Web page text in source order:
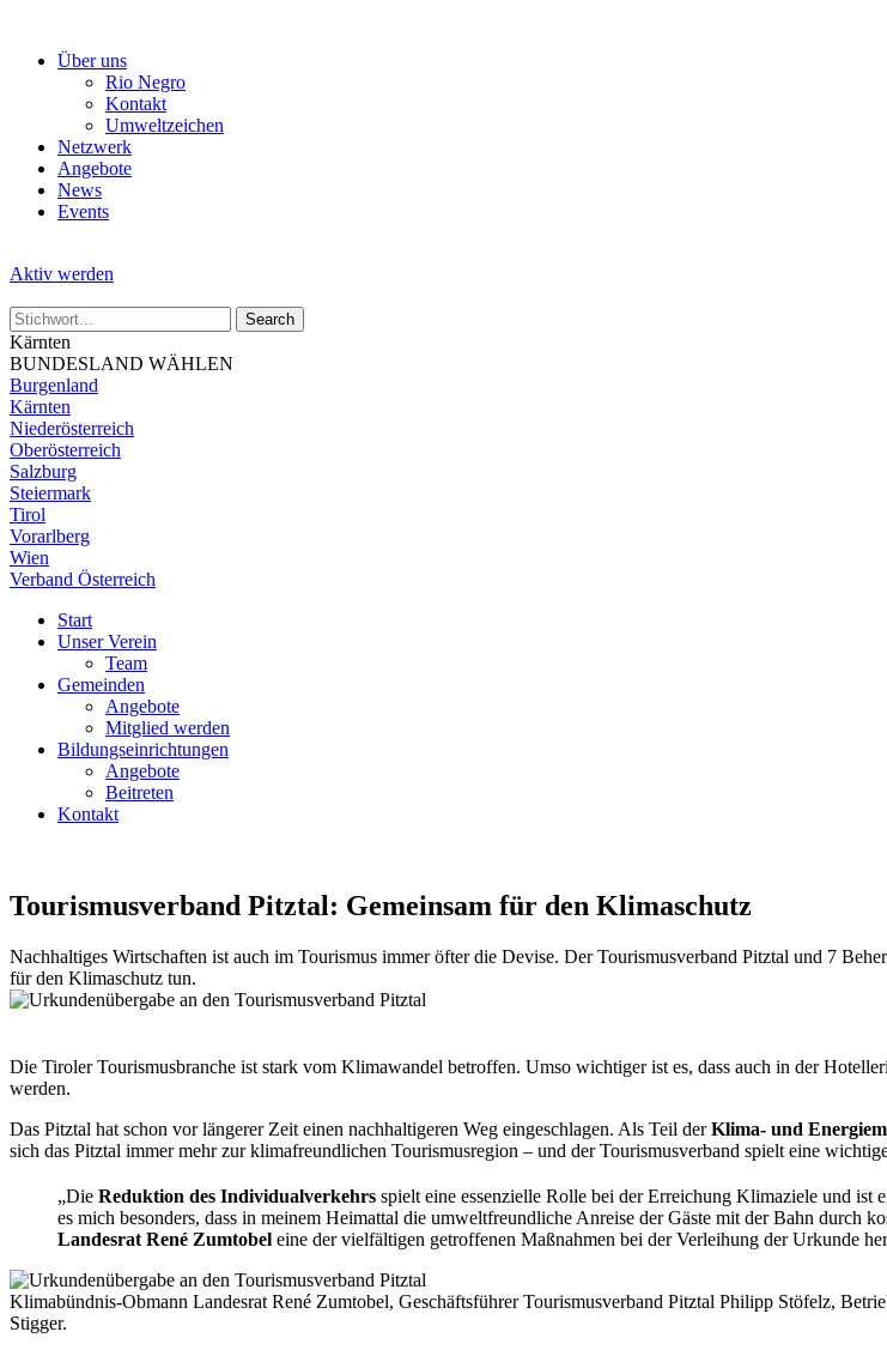
Über uns
Rio Negro
Kontakt
Umweltzeichen
Netzwerk
Angebote
News
Events
Aktiv werden
Kärnten
BUNDESLAND WÄHLEN
Burgenland
Kärnten
Niederösterreich
Oberösterreich
Salzburg
Steiermark
Tirol
Vorarlberg
Wien
Verband Österreich
Start
Unser Verein
Team
Gemeinden
Angebote
Mitglied werden
Bildungseinrichtungen
Angebote
Beitreten
Kontakt
Tourismusverband Pitztal: Gemeinsam für den Klimaschutz
Nachhaltiges Wirtschaften ist auch im Tourismus immer öfter die Devise. Der Tourismusverband Pitztal und 7
für den Klimaschutz tun.
Die Tiroler Tourismusbranche ist stark vom Klimawandel betroffen. Umso wichtiger ist es, dass auch in der
werden.
Das Pitztal hat schon vor längerer Zeit einen nachhaltigeren Weg eingeschlagen. Als Teil derKlima- und
sich das Pitztal immer mehr zur klimafreundlichen Tourismusregion – und der Tourismusverband spielt eine
„Die Reduktion des Individualverkehrs spielt eine essenzielle Rolle bei der Erreichung Klimaziele und
es mich besonders, dass in meinem Heimattal die umweltfreundliche Anreise der Gäste mit der Bahn durch
Landesrat René Zumtobel eine der vielfältigen getroffenen Maßnahmen bei der Verleihung der Urkunde
Klimabündnis-Obmann Landesrat René Zumtobel, Geschäftsführer Tourismusverband Pitztal Philipp Stöfelz,
Stigger.